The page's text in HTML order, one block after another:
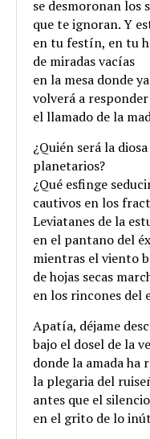
se desmoronan los
que te ignoran. Y
en tu festín, en tu
de miradas vacías
en la mesa donde
volverá a responder
el llamado de la
¿Quién será la
planetarios?
¿Qué esfinge
cautivos en los
Leviatanes de la
en el pantano del
mientras el viento
de hojas secas
en los rincones del
Apatía, déjame
bajo el dosel de la
donde la amada ha
la plegaria del
antes que el
en el grito de lo